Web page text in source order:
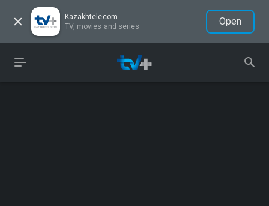
Kazakhtelecom
TV, movies and series
Open